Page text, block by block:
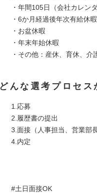
・年間105日（会社カレ
・6か月経過後年次有給休暇
・お盆休暇
・年末年始休暇
・その他：産休、育休、
どんな選考プロセス
1.応募
2.履歴書の提出
3.面接（人事担当、営業部
4.内定
#土日面接OK